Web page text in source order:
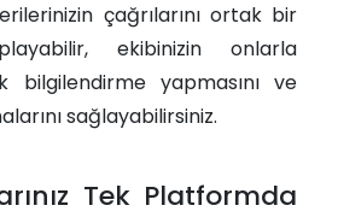
çağrılarını ortak bir
ekibinizin onlarla
bilgilendirme yapmasını ve
sağlayabilirsiniz.
Tek Platformda